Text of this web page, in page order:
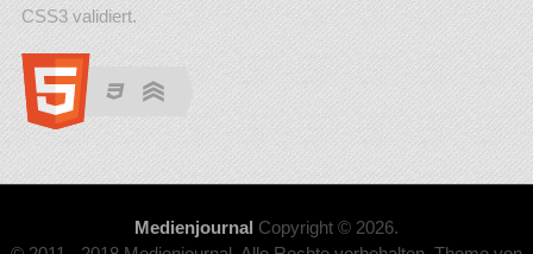
CSS3 validiert.
Medienjournal Copyright © 2026.